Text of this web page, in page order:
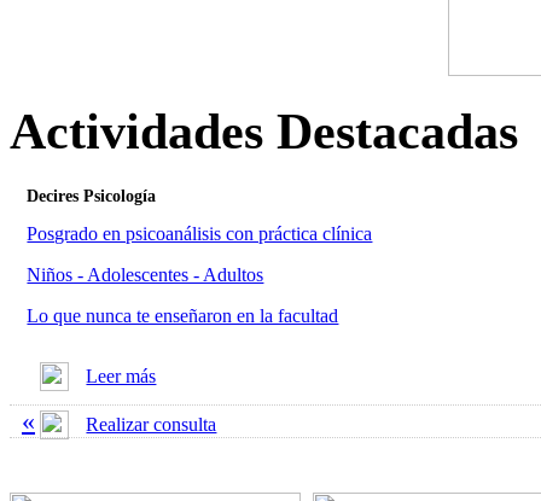
Actividades Destacadas
Decires Psicología
Posgrado en psicoanálisis con práctica clínica
Niños - Adolescentes - Adultos
Lo que nunca te enseñaron en la facultad
Leer más
Realizar consulta
«